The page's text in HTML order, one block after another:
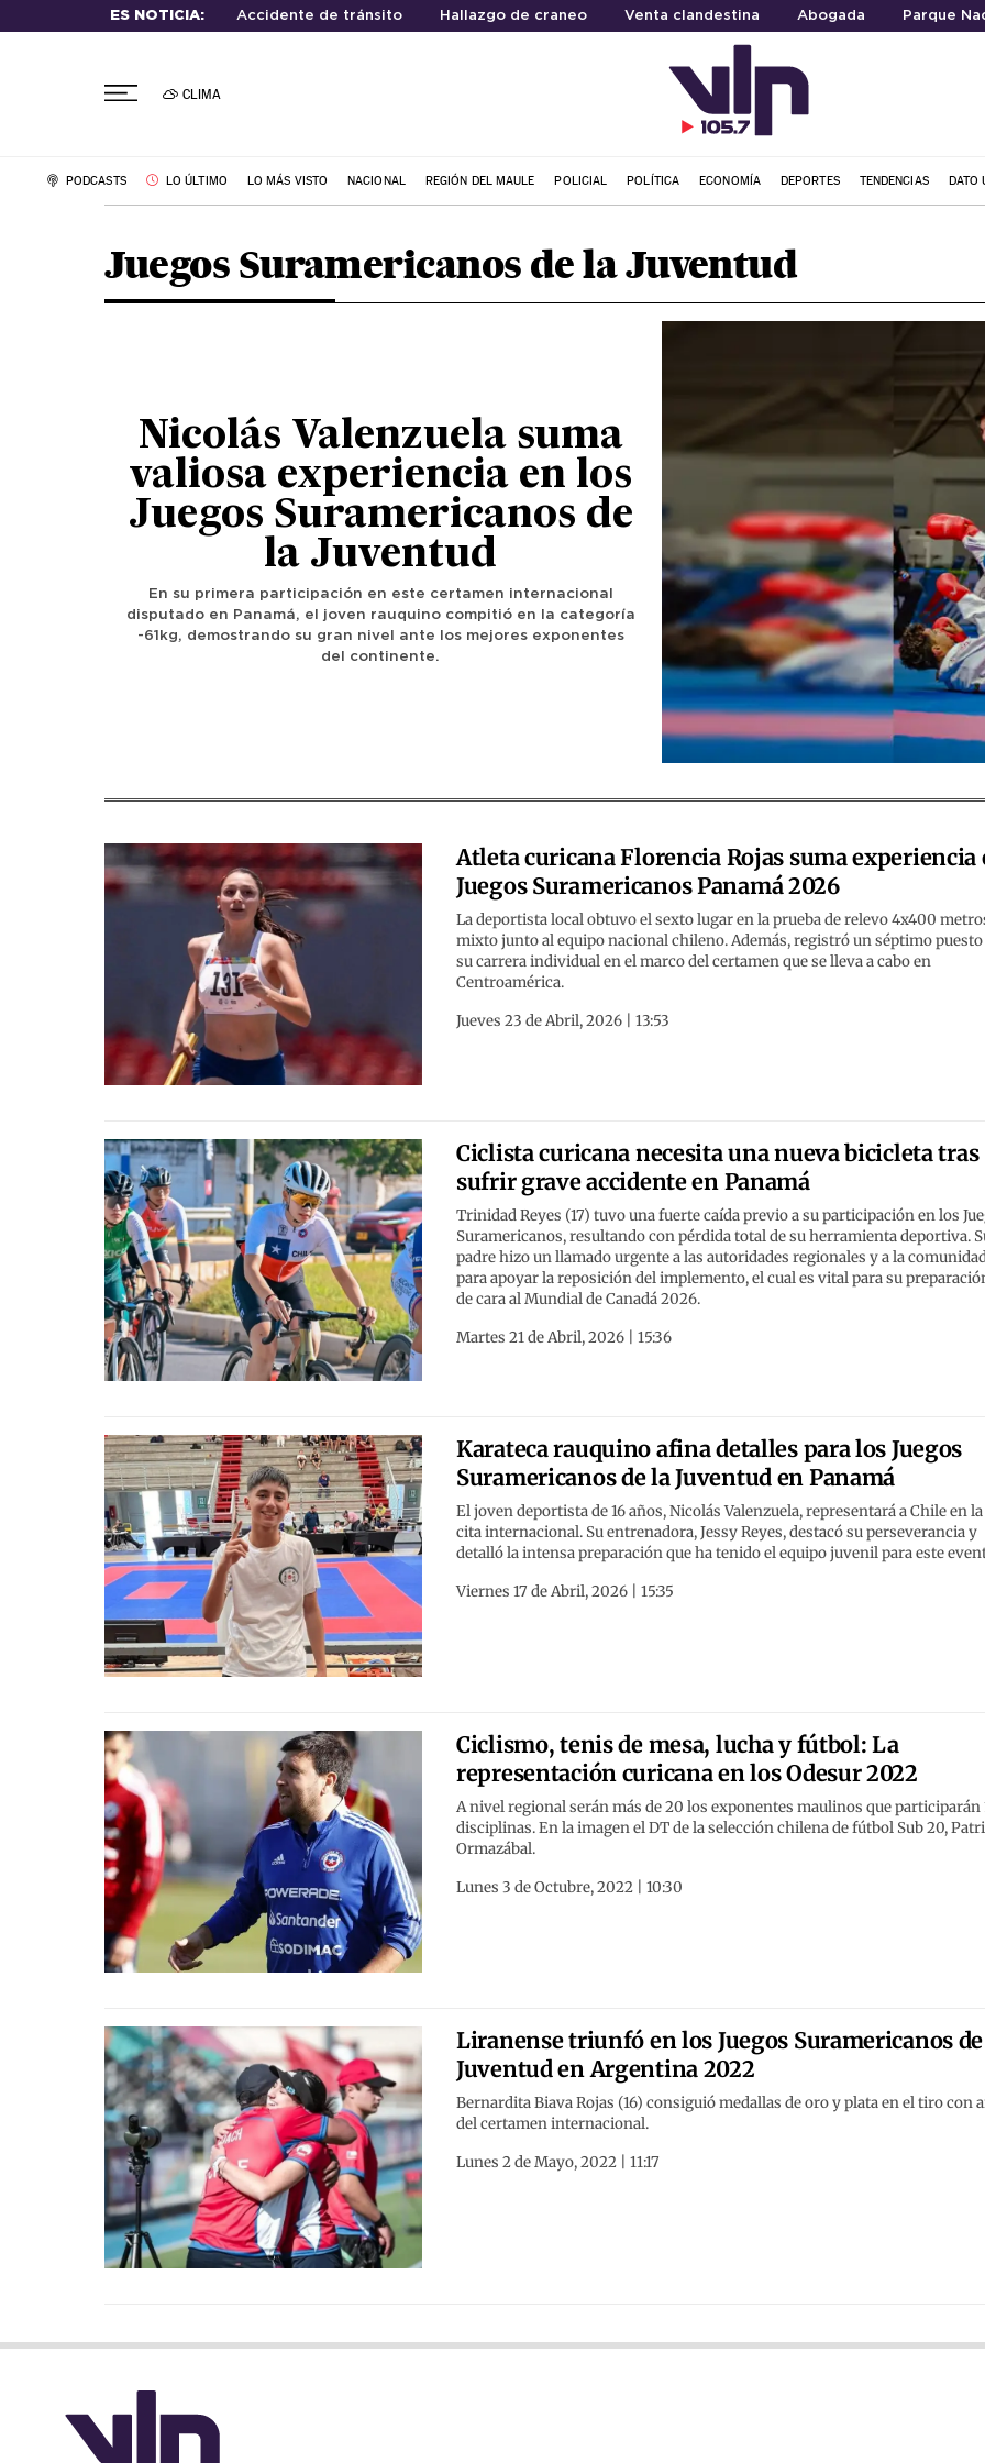
ES NOTICIA: Accidente de tránsito Hallazgo de craneo Venta clandestina Abogada Parque
CLIMA
PODCASTS LO ÚLTIMO LO MÁS VISTO NACIONAL REGIÓN DEL MAULE POLICIAL POLÍTICA ECONOMÍA DEPORTES TENDENCIAS DATO
Juegos Suramericanos de la Juventud
Nicolás Valenzuela suma
valiosa experiencia en los
Juegos Suramericanos de
la Juventud
En su primera participación en este certamen internacional
disputado en Panamá, el joven rauquino compitió en la categoría
-61kg, demostrando su gran nivel ante los mejores exponentes
del continente.
Atleta curicana Florencia Rojas suma experiencia
Juegos Suramericanos Panamá 2026
La deportista local obtuvo el sexto lugar en la prueba de relevo 4x400
mixto junto al equipo nacional chileno. Además, registró un séptimo puesto
su carrera individual en el marco del certamen que se lleva a cabo en
Centroamérica.
Jueves 23 de Abril, 2026 | 13:53
Ciclista curicana necesita una nueva bicicleta tras
sufrir grave accidente en Panamá
Trinidad Reyes (17) tuvo una fuerte caída previo a su participación en los
Suramericanos, resultando con pérdida total de su herramienta deportiva.
padre hizo un llamado urgente a las autoridades regionales y a la
para apoyar la reposición del implemento, el cual es vital para su
de cara al Mundial de Canadá 2026.
Martes 21 de Abril, 2026 | 15:36
Karateca rauquino afina detalles para los Juegos
Suramericanos de la Juventud en Panamá
El joven deportista de 16 años, Nicolás Valenzuela, representará a Chile en la
cita internacional. Su entrenadora, Jessy Reyes, destacó su perseverancia y
detalló la intensa preparación que ha tenido el equipo juvenil para este
Viernes 17 de Abril, 2026 | 15:35
Ciclismo, tenis de mesa, lucha y fútbol: La
representación curicana en los Odesur 2022
A nivel regional serán más de 20 los exponentes maulinos que participarán
disciplinas. En la imagen el DT de la selección chilena de fútbol Sub 20,
Ormazábal.
Lunes 3 de Octubre, 2022 | 10:30
Liranense triunfó en los Juegos Suramericanos
Juventud en Argentina 2022
Bernardita Biava Rojas (16) consiguió medallas de oro y plata en el tiro con
del certamen internacional.
Lunes 2 de Mayo, 2022 | 11:17